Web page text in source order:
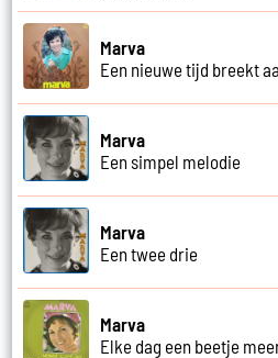
Marva
Een nieuwe tijd breekt
Marva
Een simpel melodie
Marva
Een twee drie
Marva
Elke dag een beetje